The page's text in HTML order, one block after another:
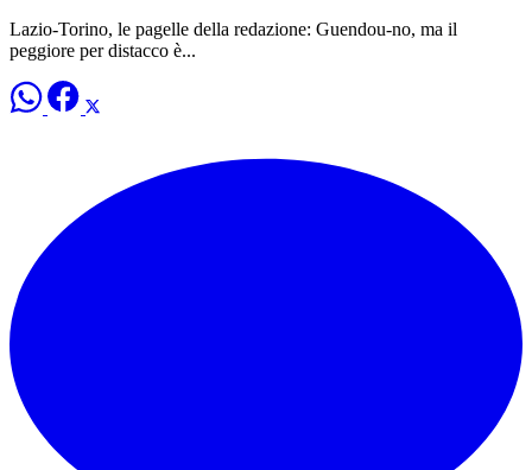
Lazio-Torino, le pagelle della redazione: Guendou-no, ma il
peggiore per distacco è...